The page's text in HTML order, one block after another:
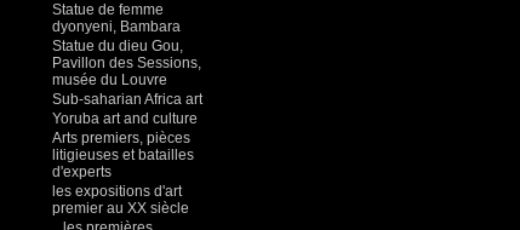
Statue de femme
dyonyeni, Bambara
Statue du dieu Gou,
Pavillon des Sessions,
musée du Louvre
Sub-saharian Africa art
Yoruba art and culture
Arts premiers, pièces
litigieuses et batailles
d'experts
les expositions d'art
premier au XX siècle